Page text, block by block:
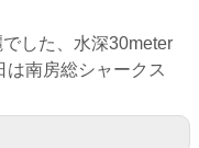
した、水深30meter
は南房総シャークス